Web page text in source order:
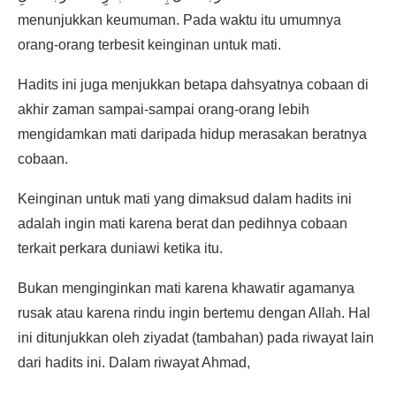
menunjukkan keumuman. Pada waktu itu umumnya
orang-orang terbesit keinginan untuk mati.
Hadits ini juga menjukkan betapa dahsyatnya cobaan di
akhir zaman sampai-sampai orang-orang lebih
mengidamkan mati daripada hidup merasakan beratnya
cobaan.
Keinginan untuk mati yang dimaksud dalam hadits ini
adalah ingin mati karena berat dan pedihnya cobaan
terkait perkara duniawi ketika itu.
Bukan menginginkan mati karena khawatir agamanya
rusak atau karena rindu ingin bertemu dengan Allah. Hal
ini ditunjukkan oleh ziyadat (tambahan) pada riwayat lain
dari hadits ini. Dalam riwayat Ahmad,